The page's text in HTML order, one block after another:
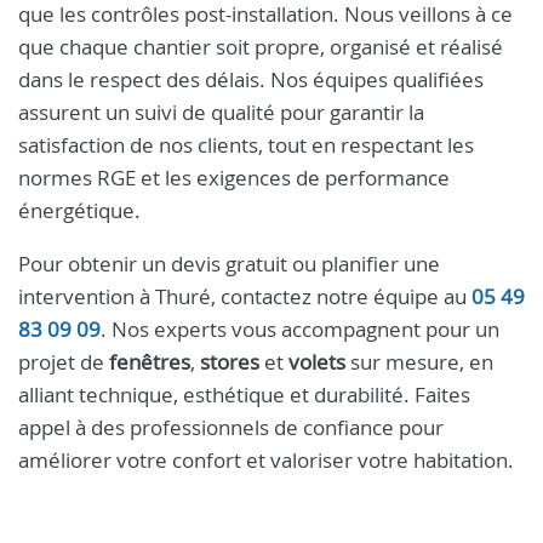
que les contrôles post-installation. Nous veillons à ce
que chaque chantier soit propre, organisé et réalisé
dans le respect des délais. Nos équipes qualifiées
assurent un suivi de qualité pour garantir la
satisfaction de nos clients, tout en respectant les
normes RGE et les exigences de performance
énergétique.
Pour obtenir un devis gratuit ou planifier une
intervention à Thuré, contactez notre équipe au 05 49
83 09 09. Nos experts vous accompagnent pour un
projet de fenêtres, stores etvolets sur mesure, en
alliant technique, esthétique et durabilité. Faites
appel à des professionnels de confiance pour
améliorer votre confort et valoriser votre habitation.